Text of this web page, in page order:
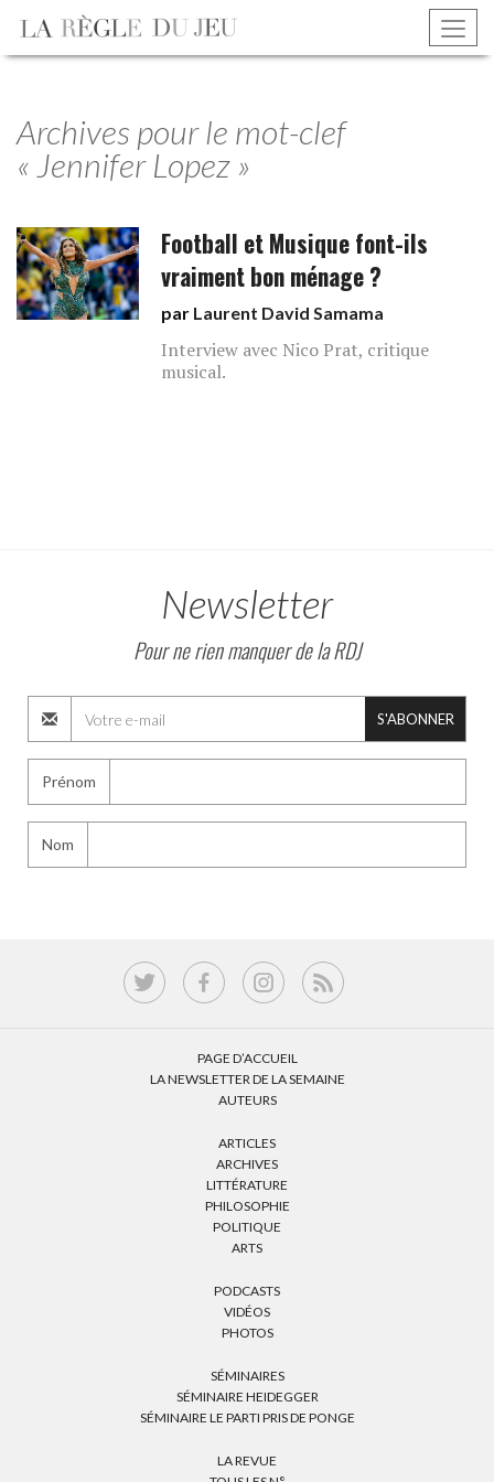
Archives pour le mot-clef
« Jennifer Lopez »
Football et Musique font-ils
vraiment bon ménage ?
par Laurent David Samama
Interview avec Nico Prat, critique
musical.
Newsletter
Pour ne rien manquer de la RDJ
S'ABONNER
Prénom
Nom
PAGE D’ACCUEIL
LA NEWSLETTER DE LA SEMAINE
AUTEURS
ARTICLES
ARCHIVES
LITTÉRATURE
PHILOSOPHIE
POLITIQUE
ARTS
PODCASTS
VIDÉOS
PHOTOS
SÉMINAIRES
SÉMINAIRE HEIDEGGER
SÉMINAIRE LE PARTI PRIS DE PONGE
LA REVUE